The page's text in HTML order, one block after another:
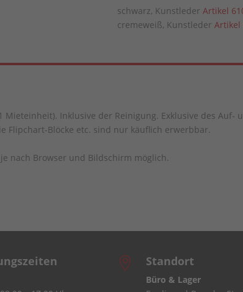
schwarz, Kunstleder Artikel
cremeweiß, Kunstleder Artikel
Inklusive der Reinigung. Exklusive des Auf-
Flipchart-Blöcke etc. sind nur käuflich erwerbbar.
nach Browser und Bildschirm möglich.
 Standort
Büro & Lager